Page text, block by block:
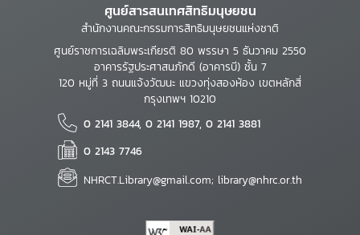
ศูนย์สารสนเทศสิทธิมนุษยชน
สำนักงานคณะกรรมการสิทธิมนุษยชนแห่งชาติ
ศูนย์ราชการเฉลิมพระเกียรติ 80 พรรษา 5 ธันวาคม 2550
อาคารรัฐประศาสนภักดี (อาคารบี) ชั้น 7
120 หมู่ที่ 3 ถนนแจ้งวัฒนะ แขวงทุ่งสองห้อง เขตหลักสี่
กรุงเทพฯ 10210
0 2141 3844, 0 2141 1987, 0 2141 3881
0 2143 7746
NHRCT.Library@gmail.com; library@nhrc.or.th